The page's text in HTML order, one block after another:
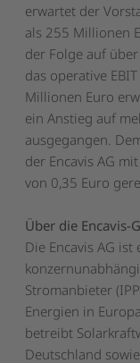
erwartet der
als 255 Millionen
der Folge auf
das operative
Millionen Euro
ein Anstieg auf
ausgegangen.
der Encavis AG
von 0,35 Euro
Über die Encavis-
Die Encavis AG
Stromanbieter
Energien in
betreibt
Deutschland